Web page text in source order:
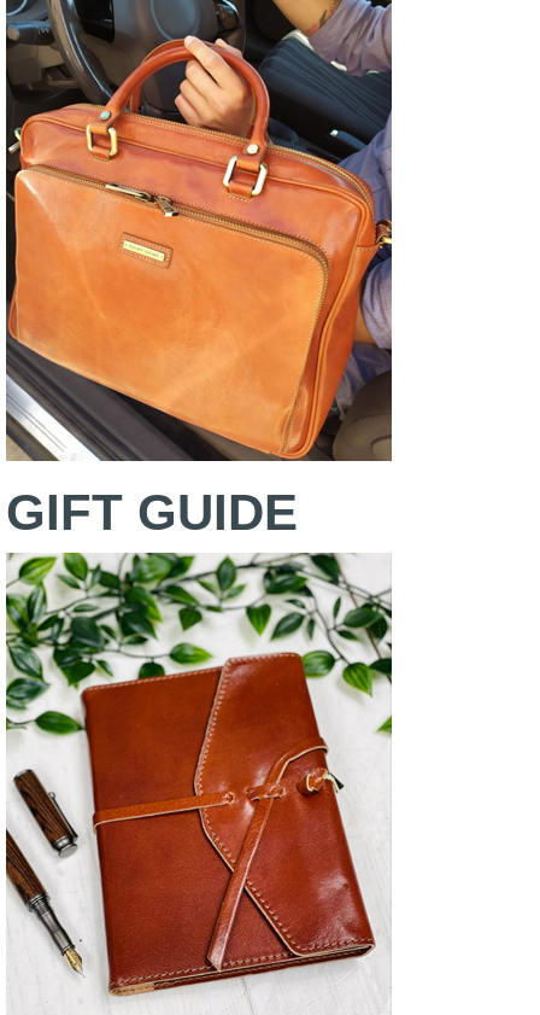
GIFT GUIDE